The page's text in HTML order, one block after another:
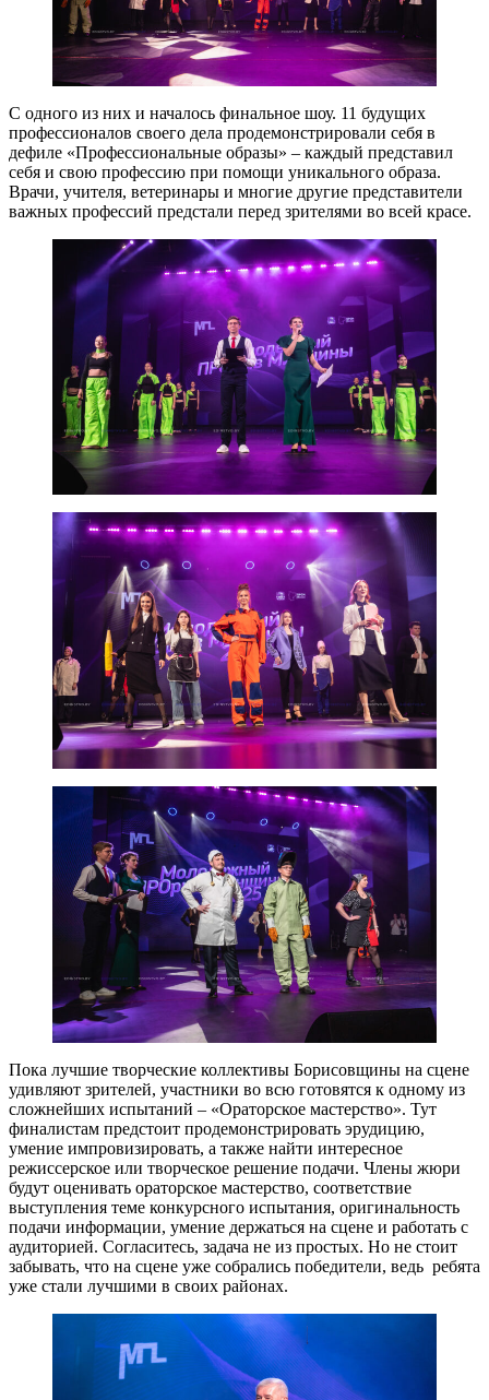
С одного из них и началось финальное шоу. 11 будущих
профессионалов своего дела продемонстрировали себя в
дефиле «Профессиональные образы» – каждый представил
себя и свою профессию при помощи уникального образа.
Врачи, учителя, ветеринары и многие другие представители
важных профессий предстали перед зрителями во всей красе.
Пока лучшие творческие коллективы Борисовщины на сцене
удивляют зрителей, участники во всю готовятся к одному из
сложнейших испытаний – «Ораторское мастерство». Тут
финалистам предстоит продемонстрировать эрудицию,
умение импровизировать, а также найти интересное
режиссерское или творческое решение подачи. Члены жюри
будут оценивать ораторское мастерство, соответствие
выступления теме конкурсного испытания, оригинальность
подачи информации, умение держаться на сцене и работать с
аудиторией. Согласитесь, задача не из простых. Но не стоит
забывать, что на сцене уже собрались победители, ведь ребята
уже стали лучшими в своих районах.